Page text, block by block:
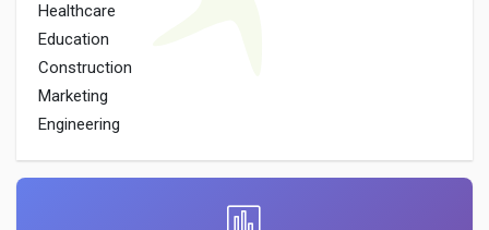
Healthcare
Education
Construction
Marketing
Engineering